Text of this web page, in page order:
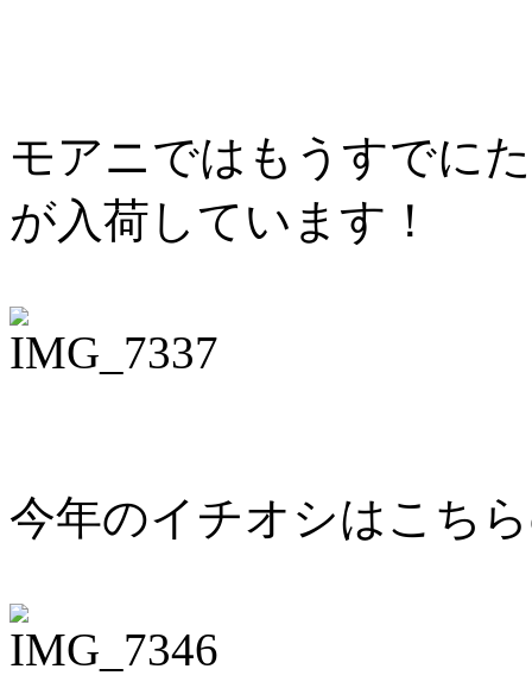
モアニではもうすでに
が入荷しています！
今年のイチオシはこち